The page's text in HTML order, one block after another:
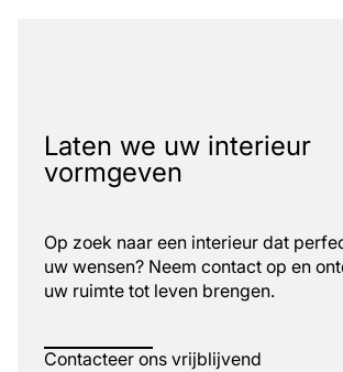
Laten we uw interieur
vormgeven
Op zoek naar een interieur dat
uw wensen? Neem contact op en
uw ruimte tot leven brengen.
Contacteer ons vrijblijvend